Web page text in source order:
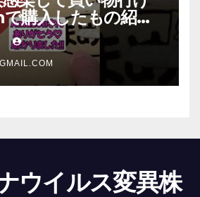
購入したもの紹
ウイルス変異株